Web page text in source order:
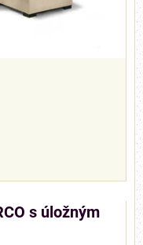
s úložným